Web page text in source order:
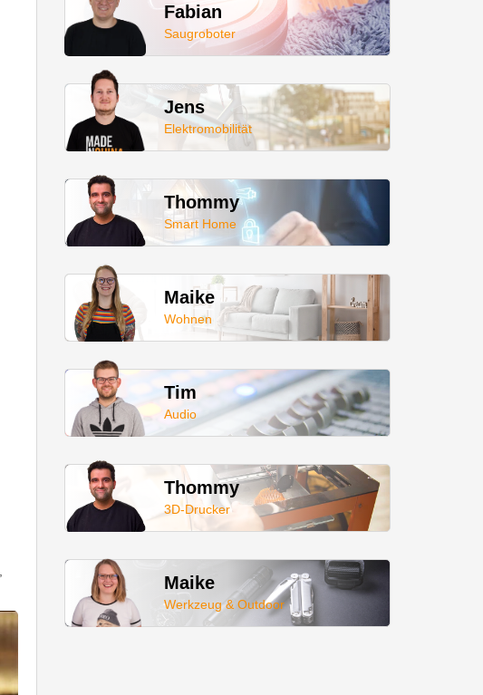
Fabian
Saugroboter
Jens
Elektromobilität
Thommy
Smart Home
Maike
Wohnen
Tim
Audio
Thommy
3D-Drucker
Maike
Werkzeug & Outdoor